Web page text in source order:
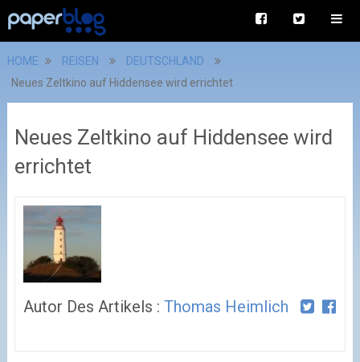
HOME REISEN
DEUTSCHLAND
Neues Zeltkino auf Hiddensee wird errichtet
Neues Zeltkino auf Hiddensee wird
errichtet
Autor Des Artikels : Thomas Heimlich